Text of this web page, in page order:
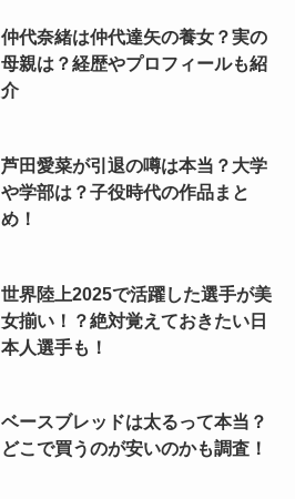
仲代奈緒は仲代達矢の養女？実の
母親は？経歴やプロフィールも紹
介
芦田愛菜が引退の噂は本当？大学
や学部は？子役時代の作品まと
め！
世界陸上2025で活躍した選手が美
女揃い！？絶対覚えておきたい日
本人選手も！
ベースブレッドは太るって本当？
どこで買うのが安いのかも調査！